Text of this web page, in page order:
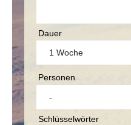
Dauer
Personen
Schlüsselwörter